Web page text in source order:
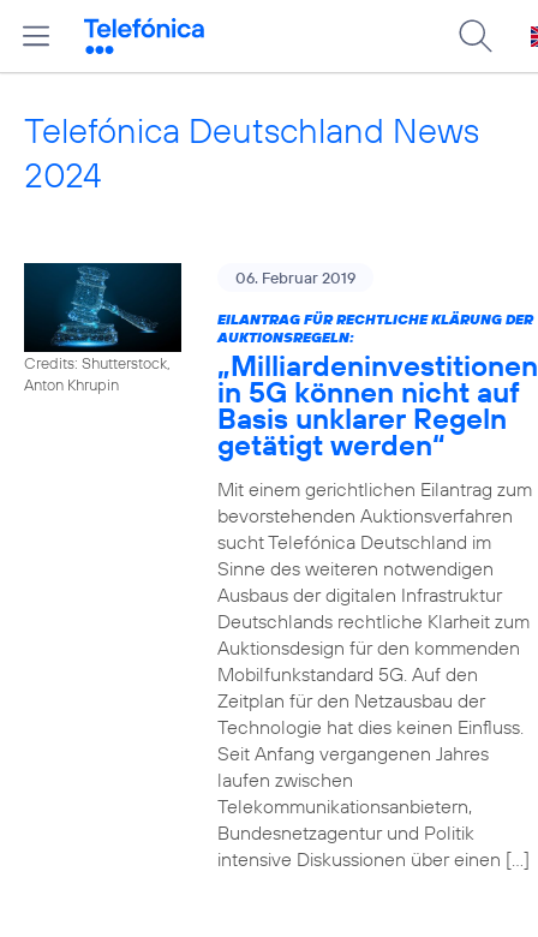
Telefónica Deutschland News
2024
Credits: Shutterstock,
Anton Khrupin
06. Februar 2019
EILANTRAG FÜR RECHTLICHE KLÄRUNG DER
AUKTIONSREGELN:
„Milliardeninvestitionen
in 5G können nicht auf
Basis unklarer Regeln
getätigt werden“
Mit einem gerichtlichen Eilantrag zum
bevorstehenden Auktionsverfahren
sucht Telefónica Deutschland im
Sinne des weiteren notwendigen
Ausbaus der digitalen Infrastruktur
Deutschlands rechtliche Klarheit zum
Auktionsdesign für den kommenden
Mobilfunkstandard 5G. Auf den
Zeitplan für den Netzausbau der
Technologie hat dies keinen Einfluss.
Seit Anfang vergangenen Jahres
laufen zwischen
Telekommunikationsanbietern,
Bundesnetzagentur und Politik
intensive Diskussionen über einen […]